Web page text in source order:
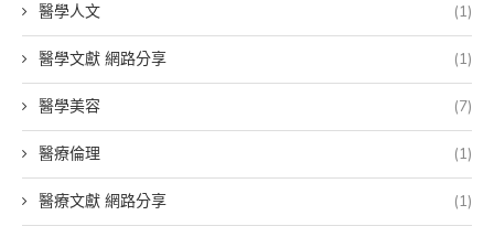
醫學人文 (1)
醫學文獻 網路分享 (1)
醫學美容 (7)
醫療倫理 (1)
醫療文獻 網路分享 (1)